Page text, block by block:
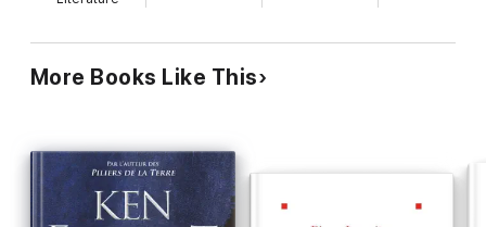
Follett en trois volumes, traverse la période la plus agitée, la
plus violente et la plus complexe des temps modernes : la
More Books Like This